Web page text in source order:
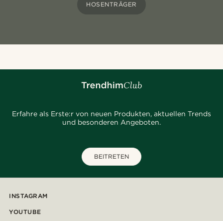
HOSENTRÄGER
Erfahre als Erste:r von neuen Produkten, aktuellen Trends
und besonderen Angeboten.
BEITRETEN
INSTAGRAM
YOUTUBE